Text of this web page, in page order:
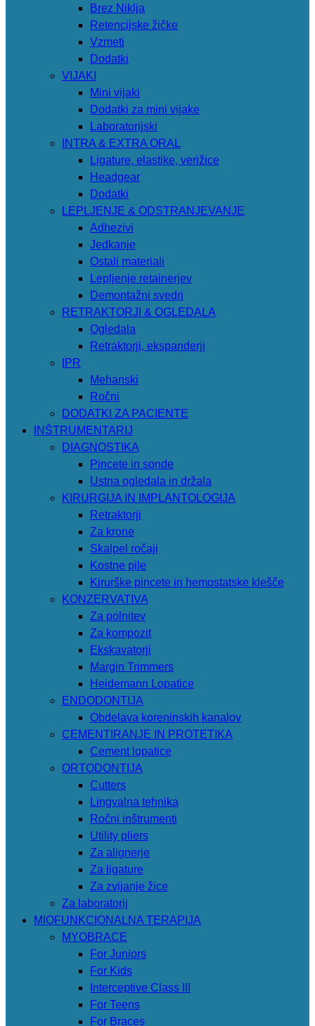
Brez Niklja
Retencijske žičke
Vzmeti
Dodatki
VIJAKI
Mini vijaki
Dodatki za mini vijake
Laboratorijski
INTRA & EXTRA ORAL
Ligature, elastike, verižice
Headgear
Dodatki
LEPLJENJE & ODSTRANJEVANJE
Adhezivi
Jedkanje
Ostali materiali
Lepljenje retainerjev
Demontažni svedri
RETRAKTORJI & OGLEDALA
Ogledala
Retraktorji, ekspanderji
IPR
Mehanski
Ročni
DODATKI ZA PACIENTE
INŠTRUMENTARIJ
DIAGNOSTIKA
Pincete in sonde
Ustna ogledala in držala
KIRURGIJA IN IMPLANTOLOGIJA
Retraktorji
Za krone
Skalpel ročaji
Kostne pile
Kirurške pincete in hemostatske klešče
KONZERVATIVA
Za polnitev
Za kompozit
Ekskavatorji
Margin Trimmers
Heidemann Lopatice
ENDODONTIJA
Obdelava koreninskih kanalov
CEMENTIRANJE IN PROTETIKA
Cement lopatice
ORTODONTIJA
Cutters
Lingvalna tehnika
Ročni inštrumenti
Utility pliers
Za alignerje
Za ligature
Za zvijanje žice
Za laboratorij
MIOFUNKCIONALNA TERAPIJA
MYOBRACE
For Juniors
For Kids
Interceptive Class III
For Teens
For Braces